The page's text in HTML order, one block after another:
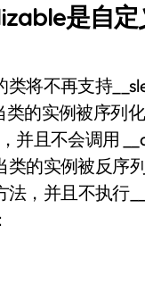
是自
类将不再支持
类的实例被序列
并且不会调用
类的实例被反序
法，并且不执行